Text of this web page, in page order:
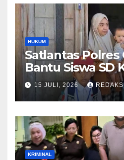
HUKUM
Satlantas Polres
Bantu Siswa SD
Saat Pulang
Langsung
Orang Tua Lega
15 JULI, 2026
KRIMINAL